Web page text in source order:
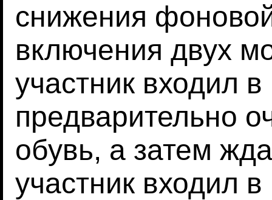
снижения
включения двух
участник входил
предварительно
обувь, а затем
участник входил